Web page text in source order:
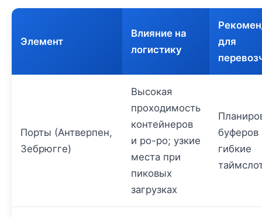
Элемент
Влияние на
логистику
для
Порты (Антверпен,
Зебрюгге)
Высокая
проходимость
контейнеров
и ро-ро; узкие
места при
пиковых
загрузках
буферов
гибкие